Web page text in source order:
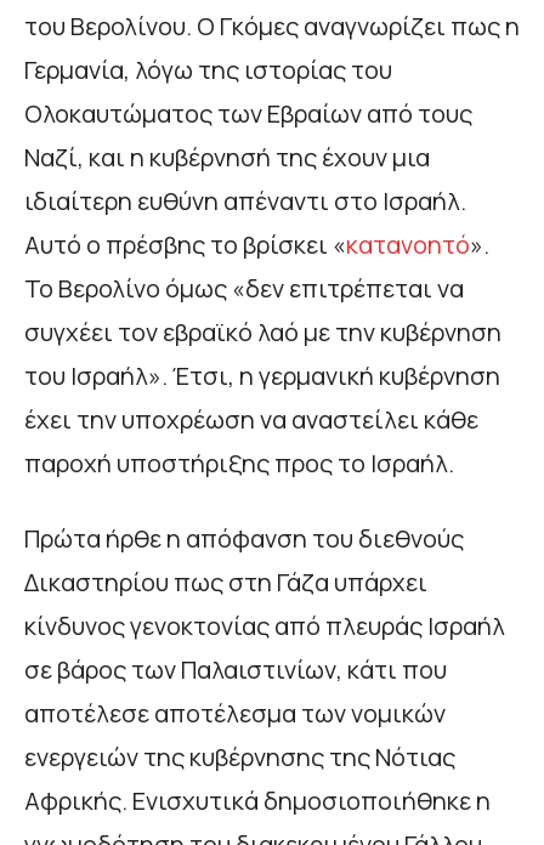
του Βερολίνου. Ο Γκόμες αναγνωρίζει πως η
Γερμανία, λόγω της ιστορίας του
Ολοκαυτώματος των Εβραίων από τους
Ναζί, και η κυβέρνησή της έχουν μια
ιδιαίτερη ευθύνη απέναντι στο Ισραήλ.
Αυτό ο πρέσβης το βρίσκει «κατανοητό».
Το Βερολίνο όμως «δεν επιτρέπεται να
συγχέει τον εβραϊκό λαό με την κυβέρνηση
του Ισραήλ». Έτσι, η γερμανική κυβέρνηση
έχει την υποχρέωση να αναστείλει κάθε
παροχή υποστήριξης προς το Ισραήλ.
Πρώτα ήρθε η απόφανση του διεθνούς
Δικαστηρίου πως στη Γάζα υπάρχει
κίνδυνος γενοκτονίας από πλευράς Ισραήλ
σε βάρος των Παλαιστινίων, κάτι που
αποτέλεσε αποτέλεσμα των νομικών
ενεργειών της κυβέρνησης της Νότιας
Αφρικής. Ενισχυτικά δημοσιοποιήθηκε η